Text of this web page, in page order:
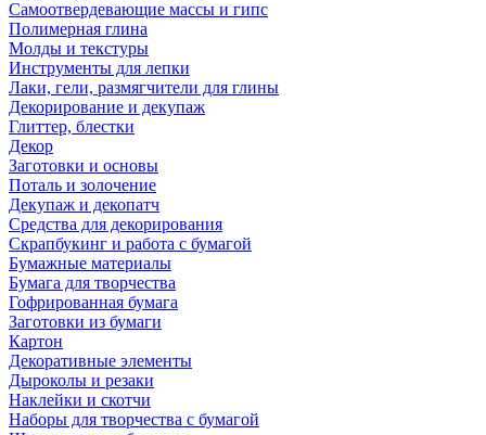
Самоотвердевающие массы и гипс
Полимерная глина
Молды и текстуры
Инструменты для лепки
Лаки, гели, размягчители для глины
Декорирование и декупаж
Глиттер, блестки
Декор
Заготовки и основы
Поталь и золочение
Декупаж и декопатч
Средства для декорирования
Скрапбукинг и работа с бумагой
Бумажные материалы
Бумага для творчества
Гофрированная бумага
Заготовки из бумаги
Картон
Декоративные элементы
Дыроколы и резаки
Наклейки и скотчи
Наборы для творчества с бумагой